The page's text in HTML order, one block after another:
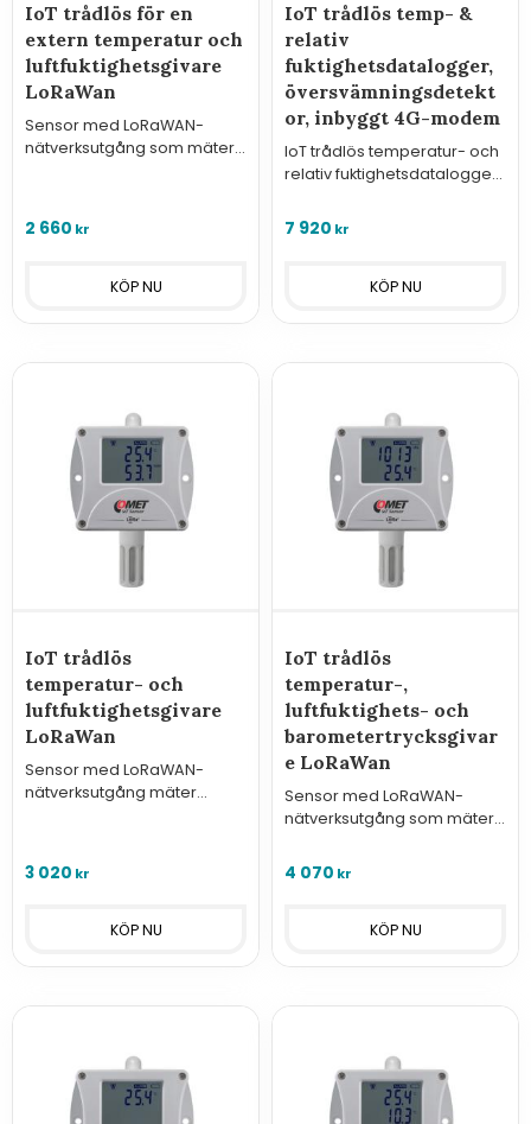
IoT trådlös för en
extern temperatur och
luftfuktighetsgivare
LoRaWan
Sensor med LoRaWAN-
nätverksutgång som mäter
2 660 kr
IoT trådlös temp- &
relativ
fuktighetsdatalogger,
översvämningsdetekt
or, inbyggt 4G-modem
IoT trådlös temperatur- och
relativ fuktighetsdatalogger
översvämningsdetektor,
7 920 kr
IoT trådlös
temperatur- och
luftfuktighetsgivare
LoRaWan
Sensor med LoRaWAN-
nätverksutgång mäter
3 020 kr
IoT trådlös
temperatur-,
luftfuktighets- och
barometertrycksgivar
e LoRaWan
Sensor med LoRaWAN-
nätverksutgång som mäter
lufttryck.
4 070 kr